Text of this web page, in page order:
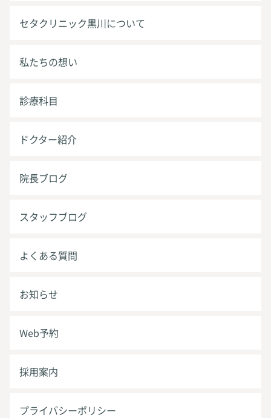
セタクリニック黒川について
私たちの想い
診療科目
ドクター紹介
院長ブログ
スタッフブログ
よくある質問
お知らせ
Web予約
採用案内
プライバシーポリシー